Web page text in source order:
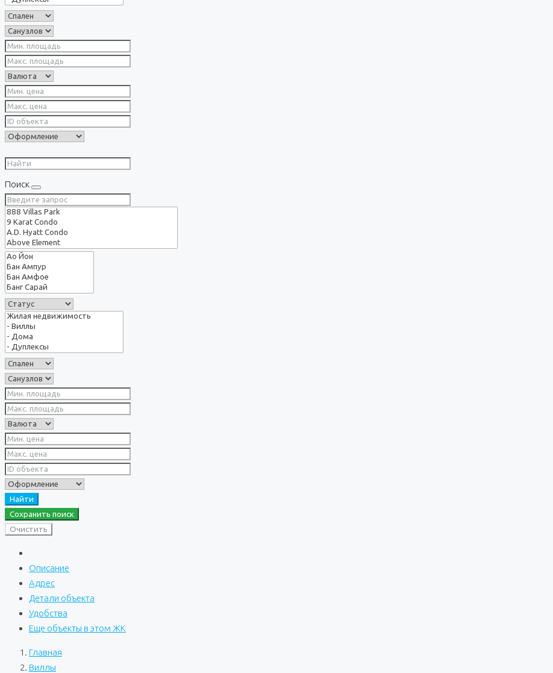
Поиск
Найти
Сохранить поиск
Очистить
Описание
Адрес
Детали объекта
Удобства
Еще объекты в этом ЖК
Главная
Виллы